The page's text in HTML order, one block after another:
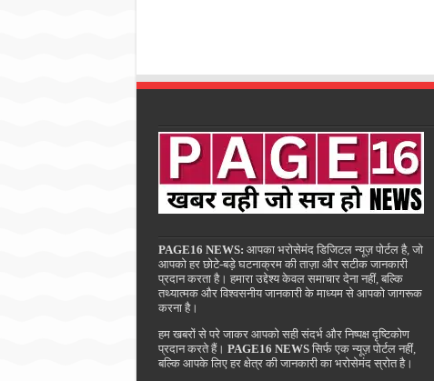
PAGE16 NEWS: आपका भरोसेमंद डिजिटल न्यूज़ पोर्टल है, जो
आपको हर छोटे-बड़े घटनाक्रम की ताज़ा और सटीक जानकारी
प्रदान करता है। हमारा उद्देश्य केवल समाचार देना नहीं, बल्कि
तथ्यात्मक और विश्वसनीय जानकारी के माध्यम से आपको जागरूक
करना है।
हम खबरों से परे जाकर आपको सही संदर्भ और निष्पक्ष दृष्टिकोण
प्रदान करते हैं। PAGE16 NEWSसिर्फ एक न्यूज़ पोर्टल नहीं,
बल्कि आपके लिए हर क्षेत्र की जानकारी का भरोसेमंद स्रोत है।